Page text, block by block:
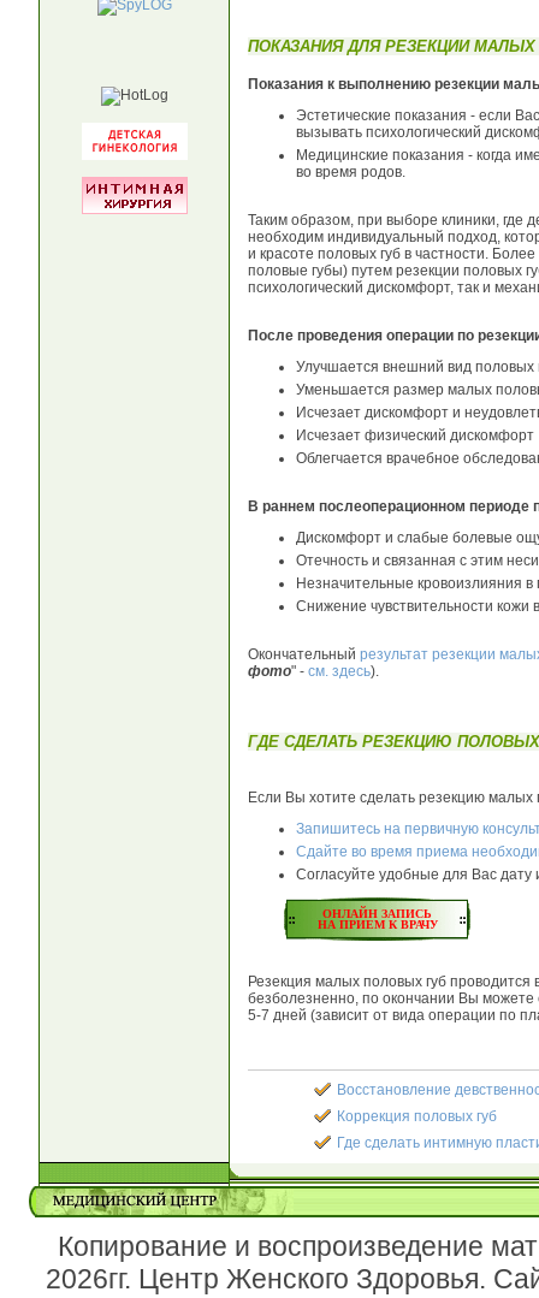
ПОКАЗАНИЯ ДЛЯ РЕЗЕКЦИИ
Показания к выполнению резекции
Эстетические показания - если
вызывать психологический
Медицинские показания - когда
во время родов.
Таким образом, при выборе клиники, где
необходим индивидуальный подход,
и красоте половых губ в частности.
половые губы) путем резекции половых
психологический дискомфорт, так и
После проведения операции по
Улучшается внешний вид половых
Уменьшается размер малых
Исчезает дискомфорт и
Исчезает физический дискомфорт
Облегчается врачебное
В раннем послеоперационном периоде
Дискомфорт и слабые болевые
Отечность и связанная с этим
Незначительные кровоизлияния
Снижение чувствительности кожи
Окончательный результат резекции
фото" - см. здесь).
ГДЕ СДЕЛАТЬ РЕЗЕКЦИЮ
Если Вы хотите сделать резекцию
Запишитесь на первичную
Сдайте во время приема
Согласуйте удобные для Вас
ОНЛАЙН ЗАПИСЬ
НА ПРИЕМ К ВРАЧУ
Резекция малых половых губ
безболезненно, по окончании Вы можете
5-7 дней (зависит от вида операции по
Восстановление
Коррекция половых губ
Где сделать интимную
Копирование и воспроизведение
2026гг. Центр Женского Здоровья.